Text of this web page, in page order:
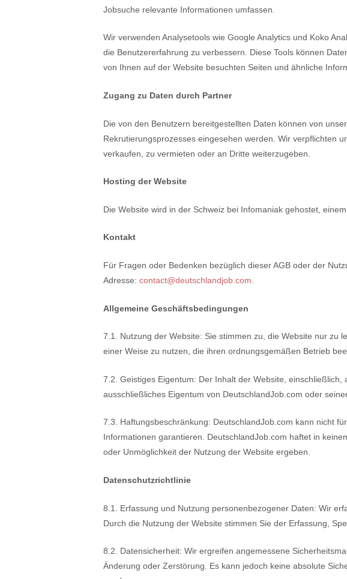
Jobsuche relevante Informationen umfassen.
Wir verwenden Analysetools wie Google Analytics und Koko
die Benutzererfahrung zu verbessern. Diese Tools können
von Ihnen auf der Website besuchten Seiten und ähnliche
Zugang zu Daten durch Partner
Die von den Benutzern bereitgestellten Daten können von
Rekrutierungsprozesses eingesehen werden. Wir verpflichten
verkaufen, zu vermieten oder an Dritte weiterzugeben.
Hosting der Website
Die Website wird in der Schweiz bei Infomaniak gehostet,
Kontakt
Für Fragen oder Bedenken bezüglich dieser AGB oder der
Adresse: contact@deutschlandjob.com
Allgemeine Geschäftsbedingungen
7.1. Nutzung der Website: Sie stimmen zu, die Website nur zu
einer Weise zu nutzen, die ihren ordnungsgemäßen Betrieb
7.2. Geistiges Eigentum: Der Inhalt der Website,
ausschließliches Eigentum von DeutschlandJob.com oder
7.3. Haftungsbeschränkung: DeutschlandJob.com kann nicht
Informationen garantieren. DeutschlandJob.com haftet in
oder Unmöglichkeit der Nutzung der Website ergeben.
Datenschutzrichtlinie
8.1. Erfassung und Nutzung personenbezogener Daten: Wir
Durch die Nutzung der Website stimmen Sie der Erfassung,
8.2. Datensicherheit: Wir ergreifen angemessene
Änderung oder Zerstörung. Es kann jedoch keine absolute